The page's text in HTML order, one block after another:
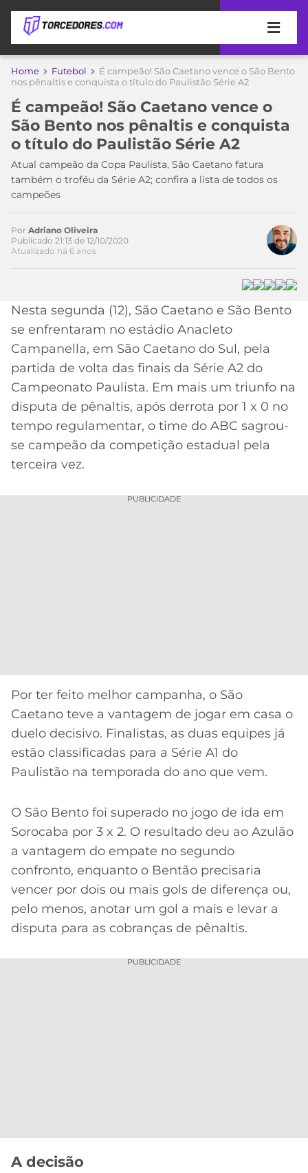
APOSTAS
DE
APOSTA
MELHORES
SITES
DE
APOSTAS
2026
CÓDIGO
DE
INDICAÇÃO
BET365
CÓDIGO
BETANO
MELHORES
DE
COPA
DO
MUNDO
TIMES
MEU
TIME
CORINTHIANS
SÃO
PAULO
SANTOS
FLAMENGO
FLUMINENSE
ATLÉTICO
MG
CRUZEIRO
CAMPEONATOS
A
LIBERTADORES
COPA
DO
BRASIL
PREMIER
LEAGUE
MERCADO
DA
BOLA
PALPITES
Home Futebol
É campeão! São Caetano vence o São Bento
nos pênaltis e conquista o título do Paulistão Série A2
É campeão! São Caetano vence o
São Bento nos pênaltis e conquista
o título do Paulistão Série A2
Atual campeão da Copa Paulista, São Caetano fatura
também o troféu da Série A2; confira a lista de todos os
campeões
Por Adriano Oliveira
Publicado 21:13 de 12/10/2020
Atualizado há 6 anos
Nesta segunda (12), São Caetano e São Bento
se enfrentaram no estádio Anacleto
Campanella, em São Caetano do Sul, pela
partida de volta das finais da Série A2 do
Campeonato Paulista. Em mais um triunfo na
disputa de pênaltis, após derrota por 1 x 0 no
tempo regulamentar, o time do ABC sagrou-
se campeão da competição estadual pela
terceira vez.
PUBLICIDADE
Por ter feito melhor campanha, o São
Caetano teve a vantagem de jogar em casa o
duelo decisivo. Finalistas, as duas equipes já
estão classificadas para a Série A1 do
Paulistão na temporada do ano que vem.
O São Bento foi superado no jogo de ida em
Sorocaba por 3 x 2. O resultado deu ao Azulão
a vantagem do empate no segundo
confronto, enquanto o Bentão precisaria
vencer por dois ou mais gols de diferença ou,
pelo menos, anotar um gol a mais e levar a
disputa para as cobranças de pênaltis.
PUBLICIDADE
A decisão